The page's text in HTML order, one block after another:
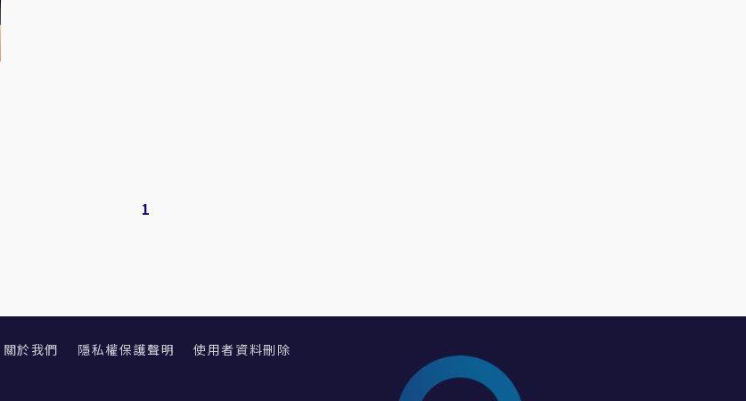
1
關於我們 隱私權保護聲明 使用者資料刪除